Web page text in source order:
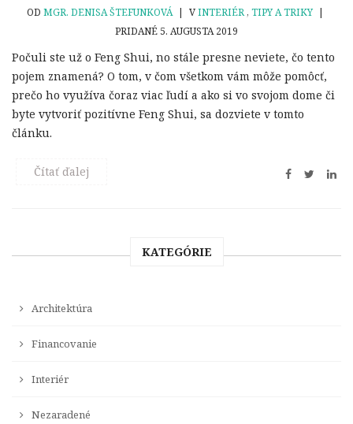
OD MGR. DENISA ŠTEFUNKOVÁ | VINTERIÉR, TIPY A TRIKY |
PRIDANÉ 5. AUGUSTA 2019
Počuli ste už o Feng Shui, no stále presne neviete, čo tento
pojem znamená? O tom, v čom všetkom vám môže pomôcť,
prečo ho využíva čoraz viac ľudí a ako si vo svojom dome či
byte vytvoriť pozitívne Feng Shui, sa dozviete v tomto
článku.
Čítať ďalej
KATEGÓRIE
Architektúra
Financovanie
Interiér
Nezaradené